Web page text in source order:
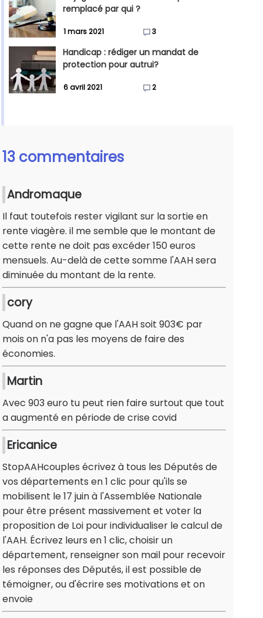
remplacé par qui ?
1 mars 2021 3
Handicap : rédiger un mandat de
protection pour autrui?
6 avril 2021 2
13 commentaires
Andromaque
Il faut toutefois rester vigilant sur la sortie en
rente viagère. il me semble que le montant de
cette rente ne doit pas excéder 150 euros
mensuels. Au-delà de cette somme l'AAH sera
diminuée du montant de la rente.
cory
Quand on ne gagne que l'AAH soit 903€ par
mois on n'a pas les moyens de faire des
économies.
Martin
Avec 903 euro tu peut rien faire surtout que tout
a augmenté en période de crise covid
Ericanice
StopAAHcouples écrivez à tous les Députés de
vos départements en 1 clic pour qu'ils se
mobilisent le 17 juin à l'Assemblée Nationale
pour être présent massivement et voter la
proposition de Loi pour individualiser le calcul de
l'AAH. Écrivez leurs en 1 clic, choisir un
département, renseigner son mail pour recevoir
les réponses des Députés, il est possible de
témoigner, ou d'écrire ses motivations et on
envoie